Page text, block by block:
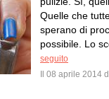
Quelle che
sperano di
possibile. Lo
seguito
Il 08 aprile 2014